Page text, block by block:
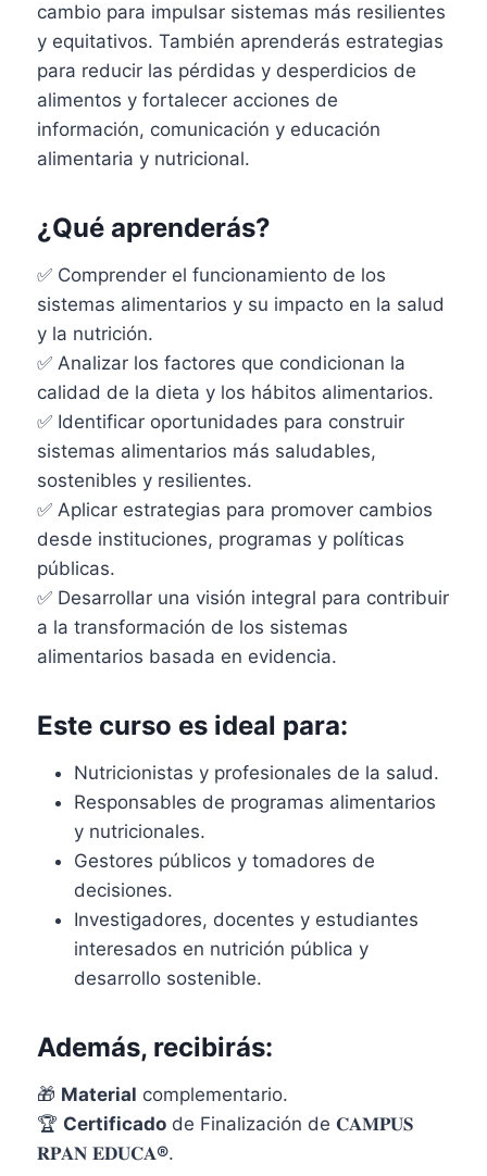
cambio para impulsar sistemas más resilientes
y equitativos. También aprenderás estrategias
para reducir las pérdidas y desperdicios de
alimentos y fortalecer acciones de
información, comunicación y educación
alimentaria y nutricional.
¿Qué aprenderás?
✅ Comprender el funcionamiento de los
sistemas alimentarios y su impacto en la salud
y la nutrición.
✅ Analizar los factores que condicionan la
calidad de la dieta y los hábitos alimentarios.
✅ Identificar oportunidades para construir
sistemas alimentarios más saludables,
sostenibles y resilientes.
✅ Aplicar estrategias para promover cambios
desde instituciones, programas y políticas
públicas.
✅ Desarrollar una visión integral para contribuir
a la transformación de los sistemas
alimentarios basada en evidencia.
Este curso es ideal para:
Nutricionistas y profesionales de la salud.
Responsables de programas alimentarios
y nutricionales.
Gestores públicos y tomadores de
decisiones.
Investigadores, docentes y estudiantes
interesados en nutrición pública y
desarrollo sostenible.
Además, recibirás:
🎁 Material complementario.
🏆 Certificado de Finalización de 𝐂𝐀𝐌𝐏𝐔𝐒
𝐑𝐏𝐀𝐍 𝐄𝐃𝐔𝐂𝐀®.